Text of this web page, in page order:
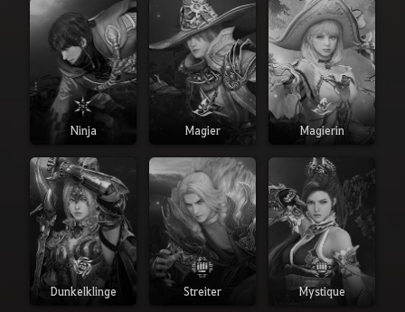
Ninja Magier Magierin
Dunkelklinge Streiter Mystique